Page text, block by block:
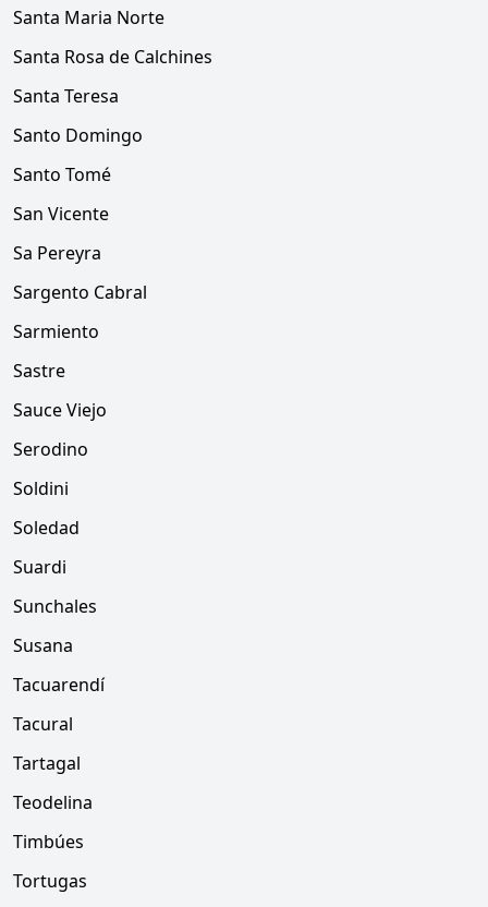
Santa Maria Norte
Santa Rosa de Calchines
Santa Teresa
Santo Domingo
Santo Tomé
San Vicente
Sa Pereyra
Sargento Cabral
Sarmiento
Sastre
Sauce Viejo
Serodino
Soldini
Soledad
Suardi
Sunchales
Susana
Tacuarendí
Tacural
Tartagal
Teodelina
Timbúes
Tortugas